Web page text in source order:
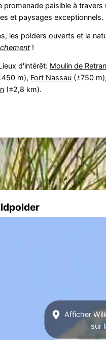
promenade paisible à travers
et paysages exceptionnels.
les polders ouverts et la
!
d'intérêt: Moulin de
m), Fort Nassau(±750 m),
(±2,8 km).
Afficher
sur